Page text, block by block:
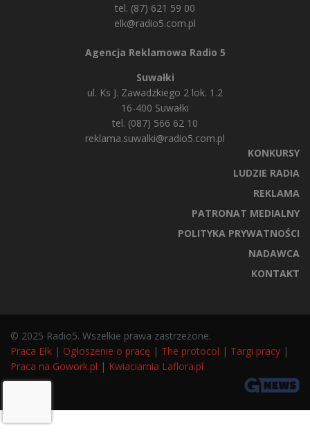
tel. (87) 621 59 00
elk@radio5.com.pl
Agencja Reklamowa Radio 5
Suwałki
ul. Ks J. Zawadzkiego 2 lok. 1.2
16-400 Suwałki
tel. (087) 566 62 10
reklama.suwalki@radio5.com.pl
KONKURSY
LUDZIE RADIA
REKLAMA
PATRONAT MEDIALNY
POLITYKA PRYWATNOŚCI
NADAWCA
KONTAKT
© 2025 Radio5. Wszelkie prawa zastrzeżone.
Praca Ełk | Ogłoszenie o pracę | The protocol | Targi pracy |
Praca na Gowork.pl | Kwiaciarnia Laflora.pl